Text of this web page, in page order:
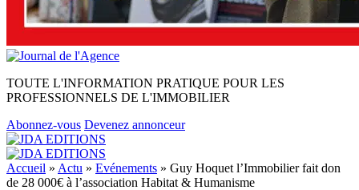
TOUTE L'INFORMATION PRATIQUE POUR LES
PROFESSIONNELS DE L'IMMOBILIER
Abonnez-vous Devenez annonceur
Accueil » Actu » Evénements » Guy Hoquet l’Immobilier fait don
de 28 000€ à l’association Habitat & Humanisme